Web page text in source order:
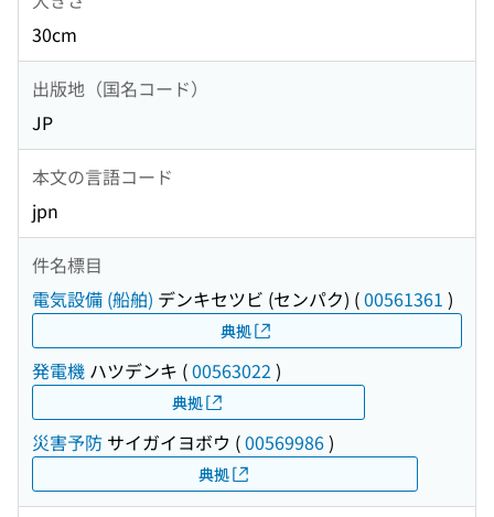
30cm
出版地（国名コード）
JP
本文の言語コード
jpn
件名標目
電気設備 (船舶) デンキセツビ (センパク) (00561361 )
典拠
発電機 ハツデンキ (00563022 )
典拠
災害予防 サイガイヨボウ (00569986)
典拠